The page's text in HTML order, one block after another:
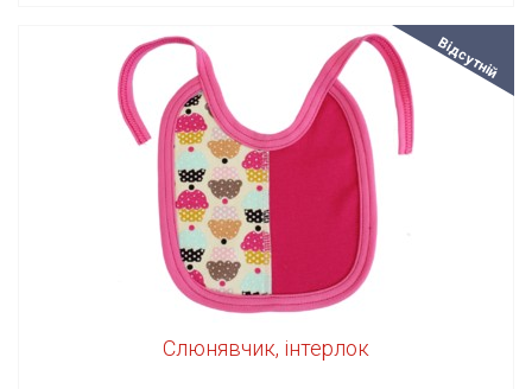
Відсутній
Слюнявчик, інтерлок